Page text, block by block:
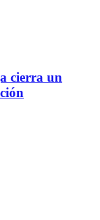
cierra un